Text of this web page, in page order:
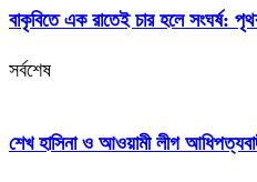
বাকৃবিতে এক রাতেই চার হলে সংঘর্ষ:
সর্বশেষ
শেখ হাসিনা ও আওয়ামী লীগ